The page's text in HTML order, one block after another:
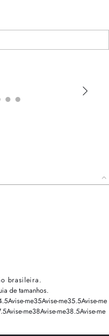
brasileira.
de tamanhos.
Avise-me35Avise-me35.5Avise-me
Avise-me38Avise-me38.5Avise-me